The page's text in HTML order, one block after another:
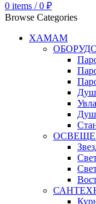
0 items / 0 ₽
Browse Categories
ХАМАМ
Душ